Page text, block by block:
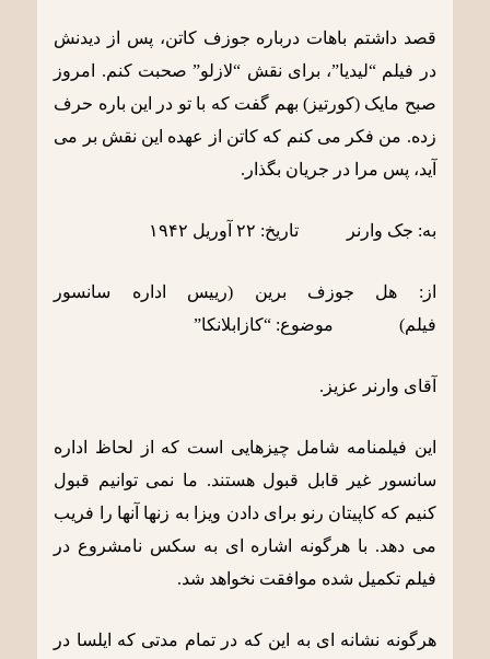
قصد داشتم باهات درباره جوزف کاتن، پس از دیدنش
در فیلم “لیدیا”، برای نقش “لازلو” صحبت کنم. امروز
صبح مایک (کورتیز) بهم گفت که با تو در این باره حرف
زده. من فکر می کنم که کاتن از عهده این نقش بر می
آید، پس مرا در جریان بگذار.
به: جک وارنر تاریخ: ٢٢ آوریل ١٩۴٢
از: هل جوزف برین (رییس اداره سانسور
فیلم) موضوع: “کازابلانکا”
آقای وارنر عزیز.
این فیلمنامه شامل چیزهایی است که از لحاظ اداره
سانسور غیر قابل قبول هستند. ما نمی توانیم قبول
کنیم که کاپیتان رنو برای دادن ویزا به زنها آنها را فریب
می دهد. با هرگونه اشاره ای به سکس نامشروع در
فیلم تکمیل شده موافقت نخواهد شد.
هرگونه نشانه ای به این که در تمام مدتی که ایلسا در